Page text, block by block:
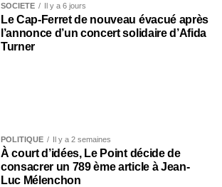
SOCIÉTÉ Il y a 6 jours
Le Cap-Ferret de nouveau évacué après
l’annonce d’un concert solidaire d’Afida
Turner
POLITIQUE Il y a 2 semaines
À court d’idées, Le Point décide de
consacrer un 789 ème article à Jean-
Luc Mélenchon